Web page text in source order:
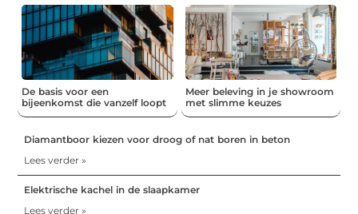
De basis voor een
bijeenkomst die vanzelf loopt
Meer beleving in je showroom
met slimme keuzes
Diamantboor kiezen voor droog of nat boren in beton
Lees verder »
Elektrische kachel in de slaapkamer
Lees verder »